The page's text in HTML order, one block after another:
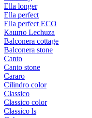
Ella longer
Ella perfect
Ella perfect ECO
Кашпо Lechuza
Balconera cottage
Balconera stone
Canto
Canto stone
Cararo
Cilindro color
Classico
Classico color
Classico ls